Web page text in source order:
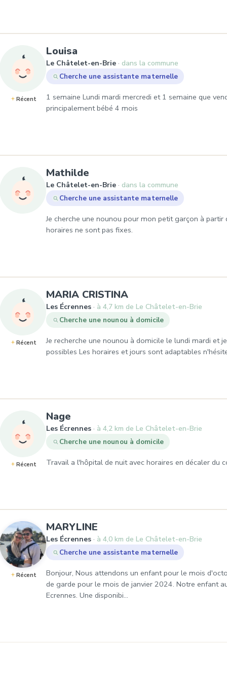
Récent
Louisa
Le Châtelet-en-Brie dans la commune
Cherche une assistante maternelle
1 semaine Lundi mardi mercredi et 1 semaine que
principalement bébé 4 mois
Mathilde
Le Châtelet-en-Brie dans la commune
Cherche une assistante maternelle
Je cherche une nounou pour mon petit garçon à
horaires ne sont pas fixes.
Récent
MARIA CRISTINA, Demande de
Les Écrennes
à 4,7 km de Le Châtelet-en-Brie
Cherche une nounou à domicile
Je recherche une nounou à domicile le lundi mardi et
possibles Les horaires et jours sont adaptables
Récent
Nage
Les Écrennes
à 4,2 km de Le Châtelet-en-Brie
Cherche une nounou à domicile
Travail a l'hôpital de nuit avec horaires en décaler du
Récent
MARYLINE
Les Écrennes
à 4,0 km de Le Châtelet-en-Brie
Cherche une assistante maternelle
Bonjour, Nous attendons un enfant pour le mois
de garde pour le mois de janvier 2024. Notre enfant
Ecrennes. Une disponibi…